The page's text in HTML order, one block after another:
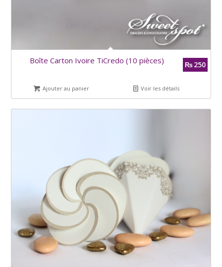
Boîte Carton Ivoire TiCredo (10 pièces) ₨250
Ajouter au panier Voir les détails